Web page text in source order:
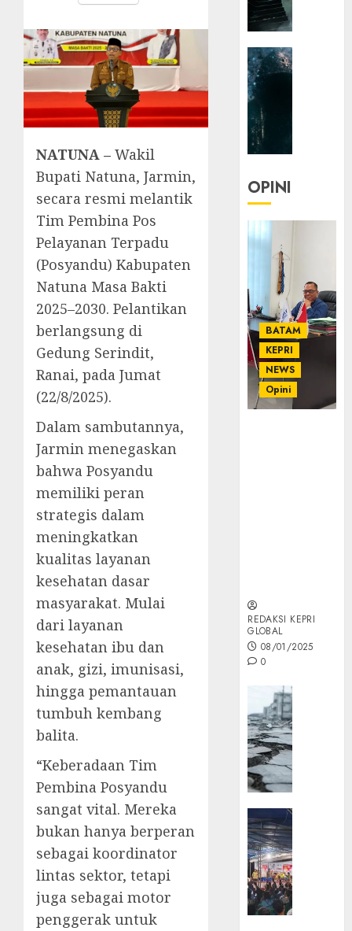
NATUNA – Wakil
Bupati Natuna, Jarmin,
secara resmi melantik
Tim Pembina Pos
Pelayanan Terpadu
(Posyandu) Kabupaten
Natuna Masa Bakti
2025–2030. Pelantikan
berlangsung di
Gedung Serindit,
Ranai, pada Jumat
(22/8/2025).
Dalam sambutannya,
Jarmin menegaskan
bahwa Posyandu
memiliki peran
strategis dalam
meningkatkan
kualitas layanan
kesehatan dasar
masyarakat. Mulai
dari layanan
kesehatan ibu dan
anak, gizi, imunisasi,
hingga pemantauan
tumbuh kembang
balita.
“Keberadaan Tim
Pembina Posyandu
sangat vital. Mereka
bukan hanya berperan
sebagai koordinator
lintas sektor, tetapi
juga sebagai motor
penggerak untuk
OPINI
BATAM
KEPRI
NEWS
Opini
REDAKSI KEPRI
GLOBAL
08/01/2025
0